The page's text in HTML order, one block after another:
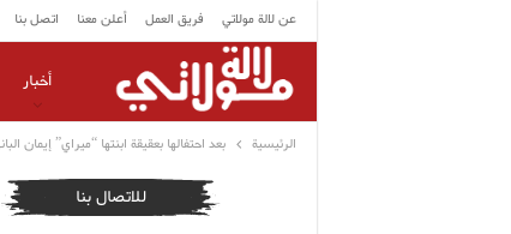
عن لالة مولاتي فريق العمل أعلن معنا اتصل بنا
أخبار
الرئيسية بعد احتفالها بعقيقة ابنتها “ميراي” إيمان
للاتصال بنا